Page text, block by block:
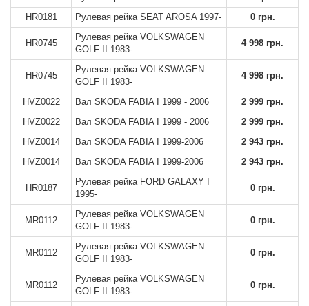
HR0181
Рулевая рейка SEAT AROSA 1997- 0 грн.
HR0745
Рулевая рейка VOLKSWAGEN
GOLF II 1983-
4 998 грн.
HR0745
Рулевая рейка VOLKSWAGEN
GOLF II 1983-
4 998 грн.
HVZ0022 Вал SKODA FABIA I 1999 - 2006
2 999 грн.
HVZ0022
Вал SKODA FABIA I 1999 - 2006
2 999 грн.
HVZ0014
Вал SKODA FABIA I 1999-2006
2 943 грн.
HVZ0014
Вал SKODA FABIA I 1999-2006 2 943 грн.
HR0187
Рулевая рейка FORD GALAXY I
1995-
0 грн.
MR0112
Рулевая рейка VOLKSWAGEN
GOLF II 1983-
0 грн.
MR0112
Рулевая рейка VOLKSWAGEN
GOLF II 1983-
0 грн.
MR0112
Рулевая рейка VOLKSWAGEN
GOLF II 1983-
0 грн.